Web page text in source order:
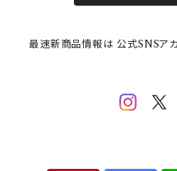
mofusand（モフサンド）
mofsand×日比谷花壇
HANAE MORI(ハナエモリ)
THE BEATLES(ザ・ビートルズ)
隅切り重箱
メイメイウェア
SoSo(ソソ）
最速新商品情報は 公式SNSアカ